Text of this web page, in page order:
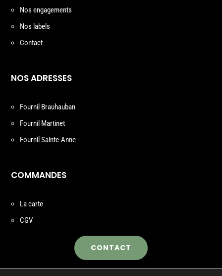
Nos engagements
Nos labels
Contact
NOS ADRESSES
Fournil Brauhauban
Fournil Martinet
Fournil Sainte-Anne
COMMANDES
La carte
CGV
CONTACT